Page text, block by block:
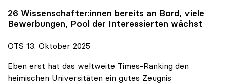
26 Wissenschafter:innen bereits an Bord, viele
Bewerbungen, Pool der Interessierten wächst
OTS 13. Oktober 2025
Eben erst hat das weltweite Times-Ranking den
heimischen Universitäten ein gutes Zeugnis